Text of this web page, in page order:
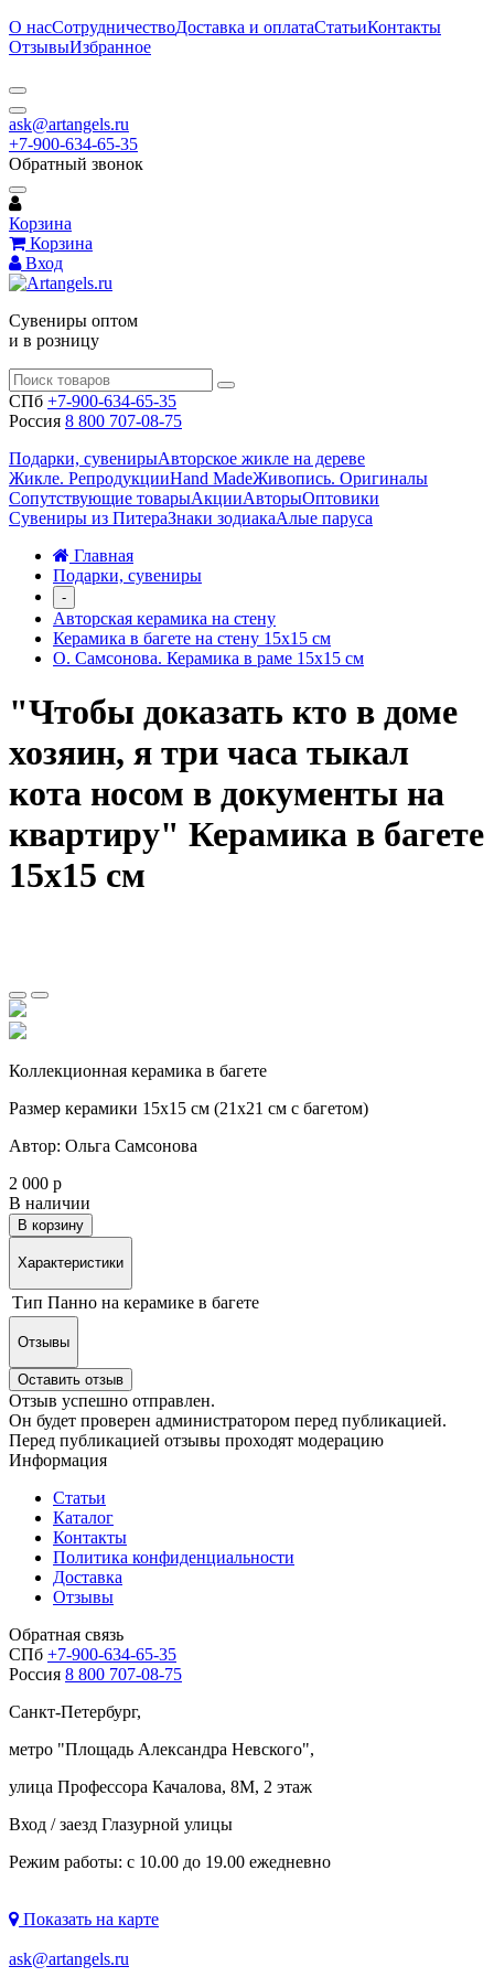
О насСотрудничествоДоставка и оплатаСтатьиКонтакты
ОтзывыИзбранное
ask@artangels.ru
+7-900-634-65-35
Обратный звонок
Корзина
Корзина
Вход
Сувениры оптом
и в розницу
СПб +7-900-634-65-35
Россия 8 800 707-08-75
Подарки, сувенирыАвторское жикле на дереве
Жикле. РепродукцииHand MadeЖивопись. Оригиналы
Сопутствующие товарыАкцииАвторыОптовики
Сувениры из ПитераЗнаки зодиакаАлые паруса
Главная
Подарки, сувениры
-
Авторская керамика на стену
Керамика в багете на стену 15х15 см
О. Самсонова. Керамика в раме 15х15 см
"Чтобы доказать кто в доме
хозяин, я три часа тыкал
кота носом в документы на
квартиру" Керамика в багете
15х15 см
Коллекционная керамика в багете
Размер керамики 15х15 см (21х21 см с багетом)
Автор: Ольга Самсонова
2 000 р
В наличии
В корзину
Характеристики
Тип Панно на керамике в багете
Отзывы
Оставить отзыв
Отзыв успешно отправлен.
Он будет проверен администратором перед публикацией.
Перед публикацией отзывы проходят модерацию
Информация
Статьи
Каталог
Контакты
Политика конфиденциальности
Доставка
Отзывы
Обратная связь
СПб +7-900-634-65-35
Россия 8 800 707-08-75
Санкт-Петербург,
метро "Площадь Александра Невского",
улица Профессора Качалова, 8М, 2 этаж
Вход / заезд Глазурной улицы
Режим работы: с 10.00 до 19.00 ежедневно
Показать на карте
ask@artangels.ru